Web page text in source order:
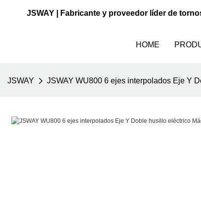
JSWAY | Fabricante y proveedor líder de
HOME
JSWAY JSWAY WU800 6 ejes interpolados Eje Y